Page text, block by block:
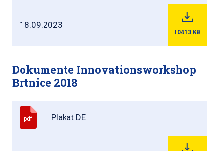
18.09.2023
10413 KB
Dokumente Innovationsworkshop
Brtnice 2018
pdf Plakat DE